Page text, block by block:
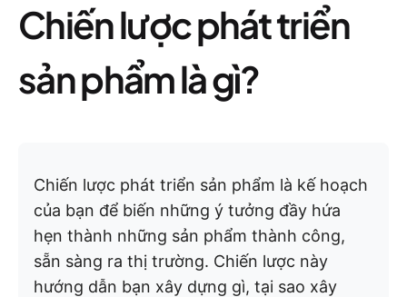
Chiến lược phát triển
sản phẩm là gì?
Chiến lược phát triển sản phẩm là kế hoạch
của bạn để biến những ý tưởng đầy hứa
hẹn thành những sản phẩm thành công,
sẵn sàng ra thị trường. Chiến lược này
hướng dẫn bạn xây dựng gì, tại sao xây